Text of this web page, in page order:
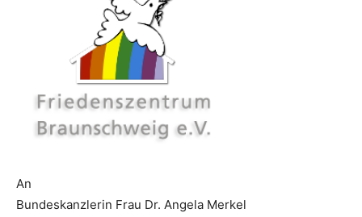
An
Bundeskanzlerin Frau Dr. Angela Merkel